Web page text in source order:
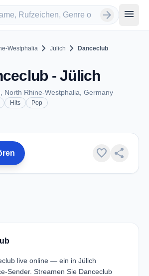
arrow_forward menu
Westphalia chevron_right Jülich chevron_right Danceclub
- Jülich
North Rhine-Westphalia, Germany
Hits Pop
favorite share
live online — ein in Jülich
Sender. Streamen Sie Danceclub